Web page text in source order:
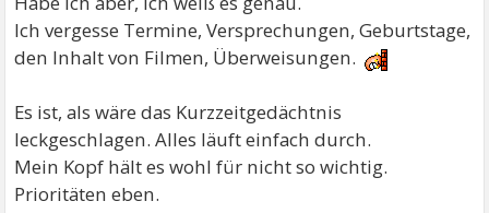
Ich vergesse Termine, Versprechungen, Geburtstage,
den Inhalt von Filmen, Überweisungen.
Es ist, als wäre das Kurzzeitgedächtnis
leckgeschlagen. Alles läuft einfach durch.
Mein Kopf hält es wohl für nicht so wichtig.
Prioritäten eben.